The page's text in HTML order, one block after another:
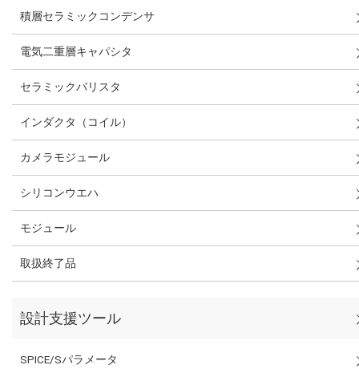
積層セラミックコンデンサ
電気二重層キャパシタ
セラミックバリスタ
インダクタ（コイル）
カメラモジュール
シリコンウエハ
モジュール
取扱終了品
設計支援ツール
SPICE/Sパラメータ